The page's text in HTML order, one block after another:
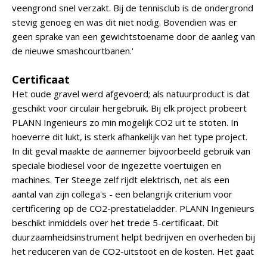
veengrond snel verzakt. Bij de tennisclub is de ondergrond
stevig genoeg en was dit niet nodig. Bovendien was er
geen sprake van een gewichtstoename door de aanleg van
de nieuwe smashcourtbanen.'
Certificaat
Het oude gravel werd afgevoerd; als natuurproduct is dat
geschikt voor circulair hergebruik. Bij elk project probeert
PLANN Ingenieurs zo min mogelijk CO2 uit te stoten. In
hoeverre dit lukt, is sterk afhankelijk van het type project.
In dit geval maakte de aannemer bijvoorbeeld gebruik van
speciale biodiesel voor de ingezette voertuigen en
machines. Ter Steege zelf rijdt elektrisch, net als een
aantal van zijn collega's - een belangrijk criterium voor
certificering op de CO2-prestatieladder. PLANN Ingenieurs
beschikt inmiddels over het trede 5-certificaat. Dit
duurzaamheidsinstrument helpt bedrijven en overheden bij
het reduceren van de CO2-uitstoot en de kosten. Het gaat